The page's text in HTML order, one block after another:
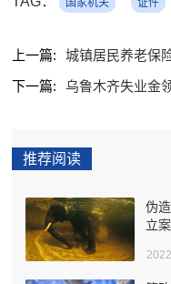
上一篇:
城镇居民养老保
下一篇:
乌鲁木齐失业金
推荐阅读
伪
立